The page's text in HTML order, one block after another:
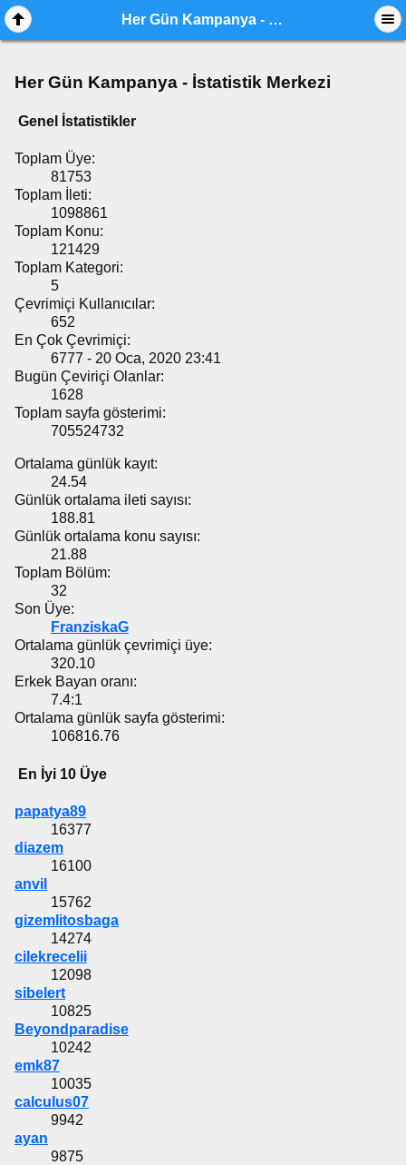
Her Gün Kampanya - İstatistik Merkezi
Her Gün Kampanya - İstatistik Merkezi
Genel İstatistikler
Toplam Üye:
81753
Toplam İleti:
1098861
Toplam Konu:
121429
Toplam Kategori:
5
Çevrimiçi Kullanıcılar:
652
En Çok Çevrimiçi:
6777 - 20 Oca, 2020 23:41
Bugün Çeviriçi Olanlar:
1628
Toplam sayfa gösterimi:
705524732
Ortalama günlük kayıt:
24.54
Günlük ortalama ileti sayısı:
188.81
Günlük ortalama konu sayısı:
21.88
Toplam Bölüm:
32
Son Üye:
FranziskaG
Ortalama günlük çevrimiçi üye:
320.10
Erkek Bayan oranı:
7.4:1
Ortalama günlük sayfa gösterimi:
106816.76
En İyi 10 Üye
papatya89
16377
diazem
16100
anvil
15762
gizemlitosbaga
14274
cilekrecelii
12098
sibelert
10825
Beyondparadise
10242
emk87
10035
calculus07
9942
ayan
9875